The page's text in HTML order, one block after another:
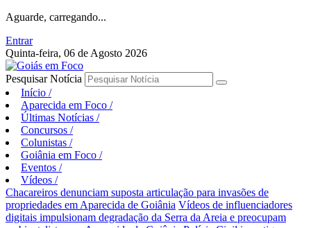
Aguarde, carregando...
Entrar
Quinta-feira, 06 de Agosto 2026
Pesquisar Notícia
Início /
Aparecida em Foco /
Últimas Notícias /
Concursos /
Colunistas /
Goiânia em Foco /
Eventos /
Vídeos /
Chacareiros denunciam suposta articulação para invasões de
propriedades em Aparecida de Goiânia Vídeos de influenciadores
digitais impulsionam degradação da Serra da Areia e preocupam